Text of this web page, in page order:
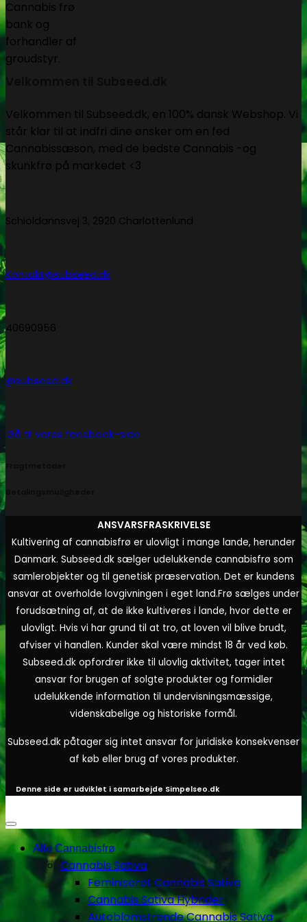
Velkommen til Subseed.dk, en 100% dansk Webshop. Vi
står klar til at indfri dine ønsker om en fed
Cannabissæson, med de bedste Cannabis -og
skunkfrø på markedet <3
Schioldannsvej 3, 2920 Charlottenlund
Kontakt@subseed.dk
40690956
@subseed.dk
Gå til vores facebook-side
ANSVARSFRASKRIVELSE
Kultivering af cannabisfrø er ulovligt i mange lande, herunder
Danmark. Subseed.dk sælger udelukkende cannabisfrø som
samlerobjekter og til genetisk præservation. Det er kundens
ansvar at overholde lovgivningen i eget land.Frø sælges under
forudsætning af, at de ikke kultiveres i lande, hvor dette er
ulovligt. Hvis vi har grund til at tro, at loven vil blive brudt,
afviser vi handlen. Kunder skal være mindst 18 år ved køb.
Subseed.dk opfordrer ikke til ulovlig aktivitet, tager intet
ansvar for brugen af solgte produkter og formidler
udelukkende information til undervisningsmæssige,
videnskabelige og historiske formål.
Subseed.dk påtager sig intet ansvar for juridiske konsekvenser
af køb eller brug af vores produkter.
Denne side er udviklet i samarbejde Simpelseo.dk
Alle Cannabisfrø
Cannabis Sativa
Feminiseret Cannabis Sativa
Cannabis Sativa Hybrider
Autoblomstrende Cannabis Sativa